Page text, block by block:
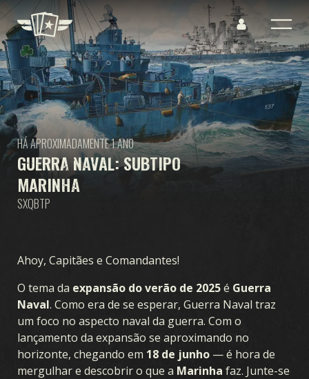
GUERRA NAVAL: SUBTIPO
MARINHA
HÁ APROXIMADAMENTE 1 ANO
SXQBTP
Ahoy, Capitães e Comandantes!
O tema da expansão do verão de 2025é Guerra
Naval. Como era de se esperar, Guerra Naval traz
um foco no aspecto naval da guerra. Com o
lançamento da expansão se aproximando no
horizonte, chegando em 18 de junho — é hora de
mergulhar e descobrir o que a Marinha faz. Junte-se